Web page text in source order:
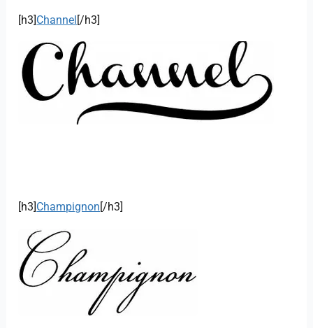
[h3]Channel[/h3]
[h3]Champignon[/h3]